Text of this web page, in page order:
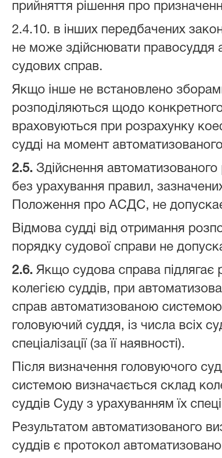
прийняття рішення про
2.4.10. в інших передбачених
не може здійснювати правосуддя
судових справ.
Якщо інше не встановлено
розподіляються щодо
враховуються при розрахунку
судді на момент
2.5. Здійснення
без урахування правил,
Положення про АСДС, не
Відмова судді від отримання
порядку судової справи не
2.6. Якщо судова справа підлягає
колегією суддів, при
справ автоматизованою
головуючий суддя, із числа всіх
спеціалізації (за її наявності).
Після визначення головуючого
системою визначається склад
суддів Суду з урахуванням їх
Результатом автоматизованого
суддів є протокол